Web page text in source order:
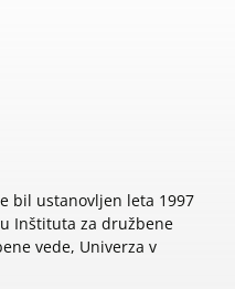
bil ustanovljen leta 1997
Inštituta za družbene
vede, Univerza v